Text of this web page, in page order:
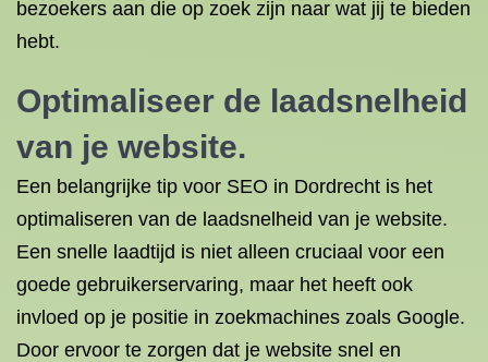
bezoekers aan die op zoek zijn naar wat jij te bieden
hebt.
Optimaliseer de laadsnelheid
van je website.
Een belangrijke tip voor SEO in Dordrecht is het
optimaliseren van de laadsnelheid van je website.
Een snelle laadtijd is niet alleen cruciaal voor een
goede gebruikerservaring, maar het heeft ook
invloed op je positie in zoekmachines zoals Google.
Door ervoor te zorgen dat je website snel en